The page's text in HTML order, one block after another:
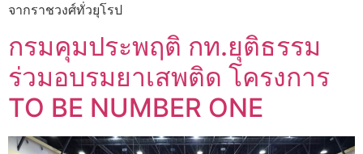
จากราชวงศ์ทั่วยุโรป
กรมคุมประพฤติ กท.ยุติธรรม
ร่วมอบรมยาเสพติด โครงการ
TO BE NUMBER ONE